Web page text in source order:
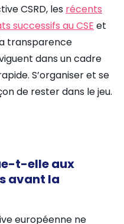
CSRD, les récents
successifs au CSE et
transparence
dans un cadre
S’organiser et se
de rester dans le jeu.
t-elle aux
avant la
européenne ne